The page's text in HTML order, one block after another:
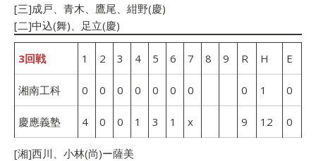
[三]成戸、青木、鷹尾、紺野(慶)
[二]中込(舞)、足立(慶)
3回戦 1 2 3 4 5 6 7 8 9 R H E
湘南工科 0 0 0 0 0 0 0 0 1 0
慶應義塾 4 0 0 1 3 1 x 9 12 0
[湘]西川、小林(尚)ー薩美